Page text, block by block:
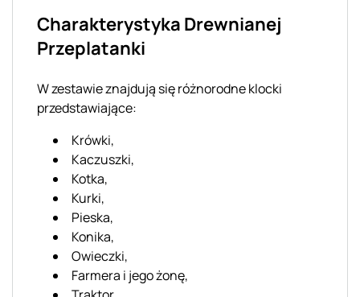
Charakterystyka Drewnianej
Przeplatanki
W zestawie znajdują się różnorodne klocki
przedstawiające:
Krówki,
Kaczuszki,
Kotka,
Kurki,
Pieska,
Konika,
Owieczki,
Farmera i jego żonę,